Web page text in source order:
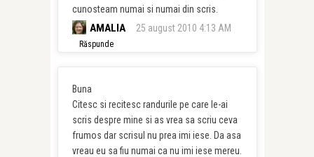
cunosteam numai si numai din scris.
AMALIA 25 august 2010 4:13 AM
Răspunde
Buna
Citesc si recitesc randurile pe care le-ai
scris despre mine si as vrea sa scriu ceva
frumos dar scrisul nu prea imi iese. Da asa
vreau eu sa fiu numai ca nu imi iese mereu.